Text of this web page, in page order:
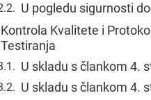
U pogledu sigurnosti
Kontrola Kvalitete i
Testiranja
U skladu s člankom 4.
U skladu s člankom 4.